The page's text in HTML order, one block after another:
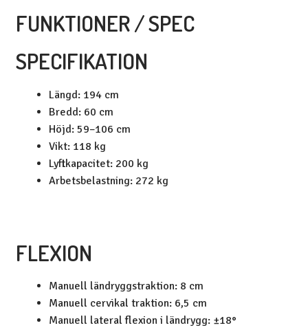
FUNKTIONER / SPEC
SPECIFIKATION
Längd: 194 cm
Bredd: 60 cm
Höjd: 59–106 cm
Vikt: 118 kg
Lyftkapacitet: 200 kg
Arbetsbelastning: 272 kg
FLEXION
Manuell ländryggstraktion: 8 cm
Manuell cervikal traktion: 6,5 cm
Manuell lateral flexion i ländrygg: ±18°